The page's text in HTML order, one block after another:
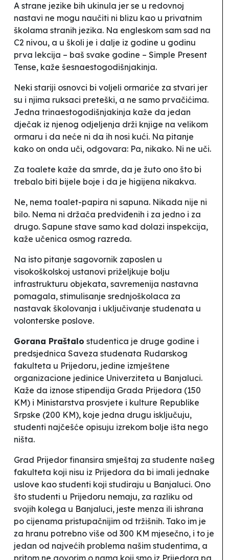
A strane jezike bih ukinula jer se u redovnoj
nastavi ne mogu naučiti ni blizu kao u privatnim
školama stranih jezika. Na engleskom sam sad na
C2 nivou, a u školi je i dalje iz godine u godinu
prva lekcija – baš svake godine – Simple Present
Tense, kaže šesnaestogodišnjakinja.
Neki stariji osnovci bi voljeli ormariće za stvari jer
su i njima ruksaci preteški, a ne samo prvačićima.
Jedna trinaestogodišnjakinja kaže da jedan
dječak iz njenog odjeljenja drži knjige na velikom
ormaru i da neće ni da ih nosi kući. Na pitanje
kako on onda uči, odgovara: Pa, nikako. Ni ne uči.
Za toalete kaže da smrde, da je žuto ono što bi
trebalo biti bijele boje i da je higijena nikakva.
Ne, nema toalet-papira ni sapuna. Nikada nije ni
bilo. Nema ni držača predviđenih i za jedno i za
drugo. Sapune stave samo kad dolazi inspekcija,
kaže učenica osmog razreda.
Na isto pitanje sagovornik zaposlen u
visokoškolskoj ustanovi priželjkuje bolju
infrastrukturu objekata, savremenija nastavna
pomagala, stimulisanje srednjoškolaca za
nastavak školovanja i uključivanje studenata u
volonterske poslove.
Gorana Praštalo studentica je druge godine i
predsjednica Saveza studenata Rudarskog
fakulteta u Prijedoru, jedine izmještene
organizacione jedinice Univerziteta u Banjaluci.
Kaže da iznose stipendija Grada Prijedora (150
KM) i Ministarstva prosvjete i kulture Republike
Srpske (200 KM), koje jedna drugu isključuju,
studenti najčešće opisuju izrekom bolje išta nego
ništa.
Grad Prijedor finansira smještaj za studente našeg
fakulteta koji nisu iz Prijedora da bi imali jednake
uslove kao studenti koji studiraju u Banjaluci. Ono
što studenti u Prijedoru nemaju, za razliku od
svojih kolega u Banjaluci, jeste menza ili ishrana
po cijenama pristupačnijim od tržišnih. Tako im je
za hranu potrebno više od 300 KM mjesečno, i to je
jedan od najvećih problema našim studentima, a